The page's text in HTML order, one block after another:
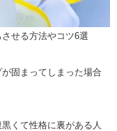
せる方法やコツ6選
固まってしまった場合
くて性格に裏がある人